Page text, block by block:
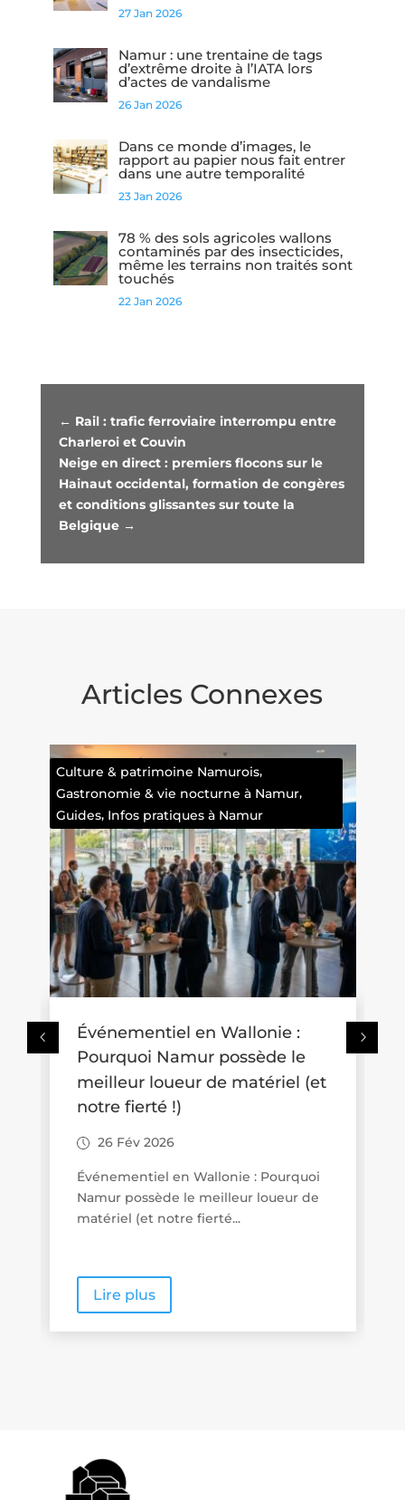
27 Jan 2026
Namur : une trentaine de tags
d’extrême droite à l’IATA lors
d’actes de vandalisme
26 Jan 2026
Dans ce monde d’images, le
rapport au papier nous fait entrer
dans une autre temporalité
23 Jan 2026
78 % des sols agricoles wallons
contaminés par des insecticides,
même les terrains non traités sont
touchés
22 Jan 2026
← Rail : trafic ferroviaire interrompu entre
Charleroi et Couvin
Neige en direct : premiers flocons sur le
Hainaut occidental, formation de congères
et conditions glissantes sur toute la
Belgique→
Articles Connexes
Faits divers namurois
Où se promener avec une
poussette en Wallonie ? Trois
idées de balades accessibles
aux familles
26 Fév 2026
Promenades « poussette friendly » en
Wallonie : quand le tourisme de
proximité se veut vraiment...
Lire plus